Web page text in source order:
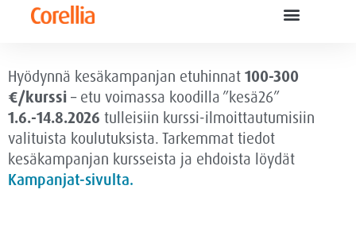
Hyödynnä kesäkampanjan etuhinnat 100-300
€/kurssi – etu voimassa koodilla ”kesä26”
1.6.-14.8.2026 tulleisiin kurssi-ilmoittautumisiin
valituista koulutuksista. Tarkemmat tiedot
kesäkampanjan kursseista ja ehdoista löydät
Kampanjat-sivulta.